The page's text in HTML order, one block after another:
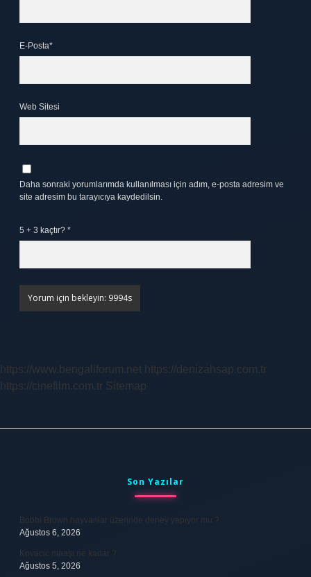
E-Posta*
Web Sitesi
Daha sonraki yorumlarımda kullanılması için adım, e-posta adresim ve
site adresim bu tarayıcıya kaydedilsin.
5 + 3 kaçtır? *
https://www.bengaliforum.net https://denizahsap.com.tr
https://cinefilm.com.tr Sitemap
Son Yazılar
Bobbi Brown hayvanlar üzerinde deney yapıyor mu ?
Ağustos 6, 2026
Kovacic maaşı ne kadar ?
Ağustos 5, 2026